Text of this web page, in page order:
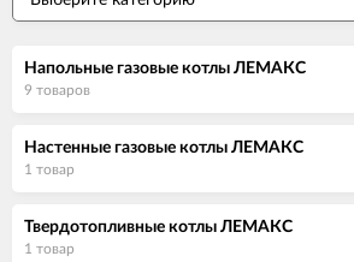
Напольные газовые котлы ЛЕМАКС
9 товаров
Настенные газовые котлы ЛЕМАКС
1 товар
Твердотопливные котлы ЛЕМАКС
1 товар